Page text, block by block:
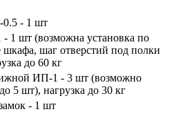
- 1 шт
1 шт (возможна установка по
шкафа, шаг отверстий под полки
до 60 кг
ИП-1 - 3 шт (возможно
5 шт), нагрузка до 30 кг
- 1 шт